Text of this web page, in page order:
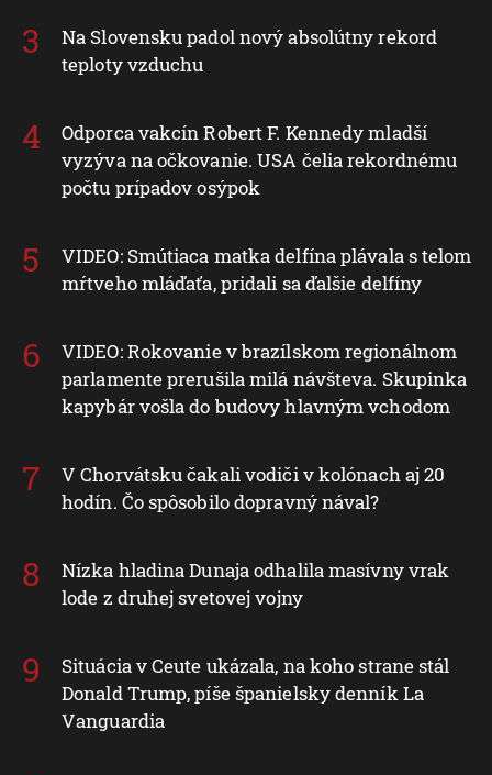
Na Slovensku padol nový absolútny rekord
teploty vzduchu
Odporca vakcín Robert F. Kennedy mladší
vyzýva na očkovanie. USA čelia rekordnému
počtu prípadov osýpok
VIDEO: Smútiaca matka delfína plávala s telom
mŕtveho mláďaťa, pridali sa ďalšie delfíny
VIDEO: Rokovanie v brazílskom regionálnom
parlamente prerušila milá návšteva. Skupinka
kapybár vošla do budovy hlavným vchodom
V Chorvátsku čakali vodiči v kolónach aj 20
hodín. Čo spôsobilo dopravný nával?
Nízka hladina Dunaja odhalila masívny vrak
lode z druhej svetovej vojny
Situácia v Ceute ukázala, na koho strane stál
Donald Trump, píše španielsky denník La
Vanguardia